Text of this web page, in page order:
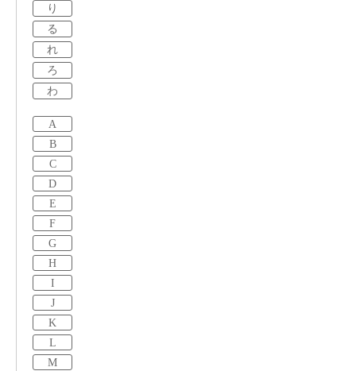
り
る
れ
ろ
わ
A
B
C
D
E
F
G
H
I
J
K
L
M